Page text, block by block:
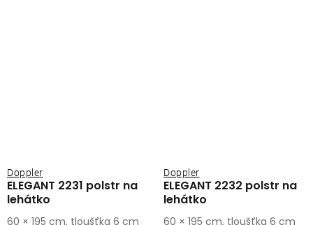
ELEGANT 2231 polstr na
lehátko
Doppler
60 × 195 cm, tloušťka 6 cm
ELEGANT 2232 polstr na
lehátko
Doppler
60 × 195 cm, tloušťka 6 cm